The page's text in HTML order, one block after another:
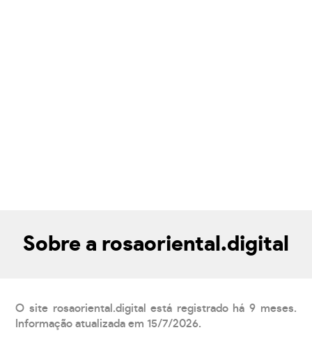
Sobre a rosaoriental.digital
O site rosaoriental.digital está registrado há 9 meses.
Informação atualizada em 15/7/2026.